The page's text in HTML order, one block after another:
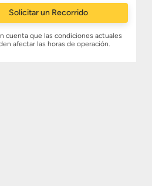
Solicitar un Recorrido
cuenta que las condiciones actuales
afectar las horas de operación.